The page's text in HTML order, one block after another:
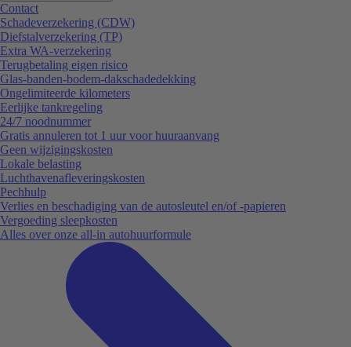
Contact
Schadeverzekering (CDW)
Diefstalverzekering (TP)
Extra WA-verzekering
Terugbetaling eigen risico
Glas-banden-bodem-dakschadedekking
Ongelimiteerde kilometers
Eerlijke tankregeling
24/7 noodnummer
Gratis annuleren tot 1 uur voor huuraanvang
Geen wijzigingskosten
Lokale belasting
Luchthavenafleveringskosten
Pechhulp
Verlies en beschadiging van de autosleutel en/of -papieren
Vergoeding sleepkosten
Alles over onze all-in autohuurformule